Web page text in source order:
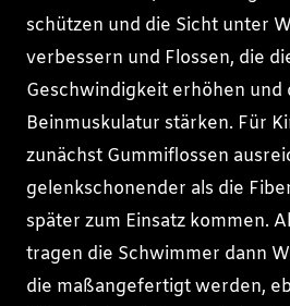
schützen und die Sicht unter
verbessern und Flossen, die
Geschwindigkeit erhöhen und
Beinmuskulatur stärken. Für
zunächst Gummiflossen
gelenkschonender als die
später zum Einsatz kommen.
tragen die Schwimmer dann
die maßangefertigt werden,